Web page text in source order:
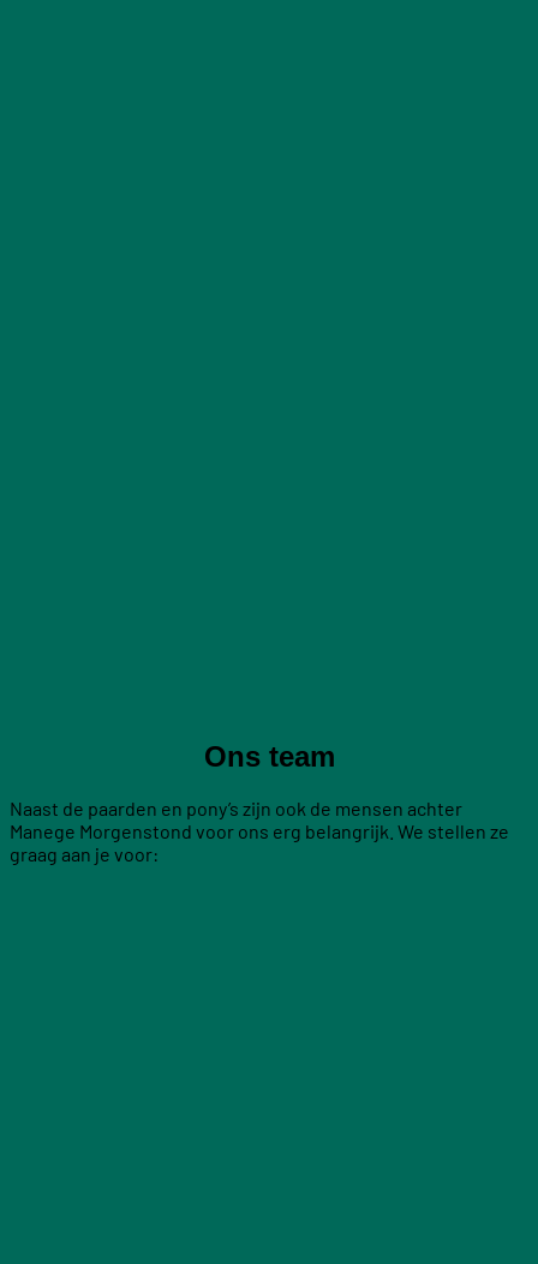
Ons team
Naast de paarden en pony’s zijn ook de mensen achter
Manege Morgenstond voor ons erg belangrijk. We stellen ze
graag aan je voor: